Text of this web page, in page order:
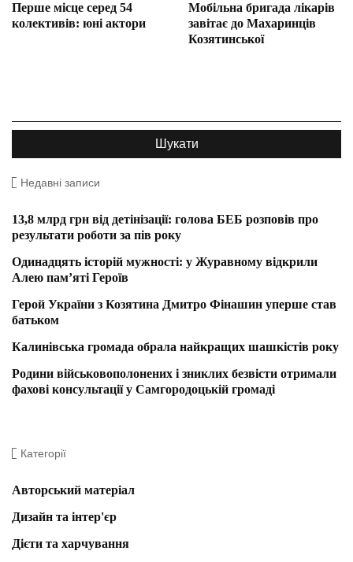
Перше місце серед 54
колективів: юні актори
Мобільна бригада лікарів
завітає до Махаринців
Козятинської
Недавні записи
13,8 млрд грн від детінізації: голова БЕБ розповів про
результати роботи за пів року
Одинадцять історій мужності: у Журавному відкрили
Алею пам’яті Героїв
Герой України з Козятина Дмитро Фінашин уперше став
батьком
Калинівська громада обрала найкращих шашкістів року
Родини військовополонених і зниклих безвісти отримали
фахові консультації у Самгородоцькій громаді
Категорії
Авторський матеріал
Дизайн та інтер'єр
Дієти та харчування